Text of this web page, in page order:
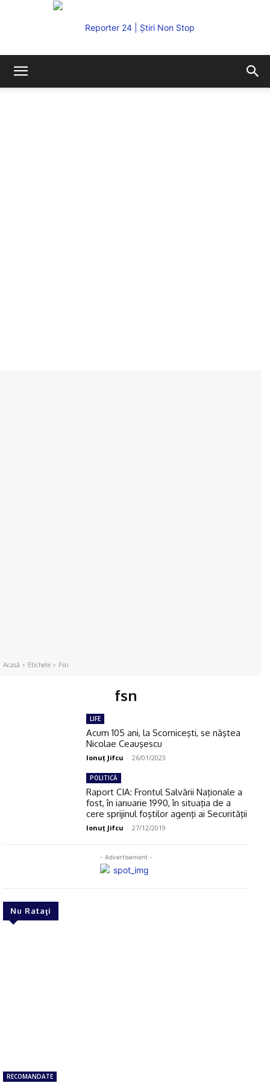
Acasă Etichete Fsn
fsn
- Advertisement -
Nu Rataţi
RECOMANDATE
LIFE
Acum 105 ani, la Scorniceşti, se năştea
Nicolae Ceauşescu
Ionuţ Jifcu - 26/01/2023
POLITICĂ
Raport CIA: Frontul Salvării Naţionale a
fost, în ianuarie 1990, în situaţia de a
cere sprijinul foştilor agenţi ai Securităţii
Ionuţ Jifcu - 27/12/2019